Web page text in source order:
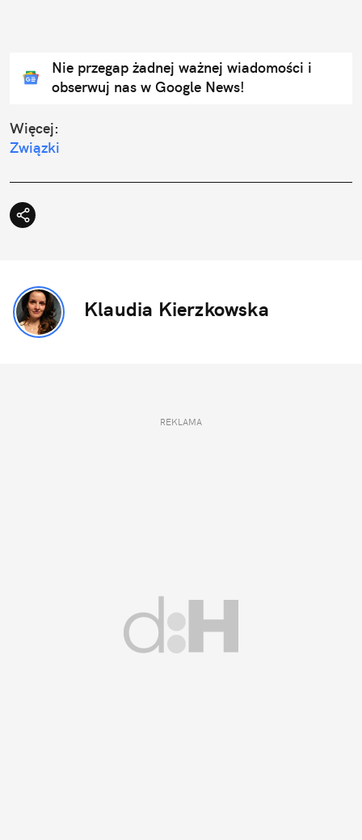
Nie przegap żadnej ważnej wiadomości i
obserwuj nas w Google News!
Więcej:
Związki
Klaudia Kierzkowska
REKLAMA